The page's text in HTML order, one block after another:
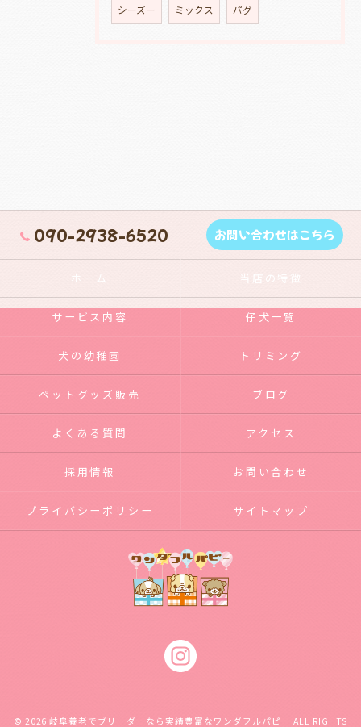
シーズー ミックス パグ
090-2938-6520 お問い合わせはこちら
ホーム 当店の特徴
サービス内容 仔犬一覧
犬の幼稚園 トリミング
ペットグッズ販売 ブログ
よくある質問 アクセス
採用情報 お問い合わせ
プライバシーポリシー サイトマップ
© 2026 岐阜養老でブリーダーなら実績豊富なワンダフルパピー ALL RIGHTS